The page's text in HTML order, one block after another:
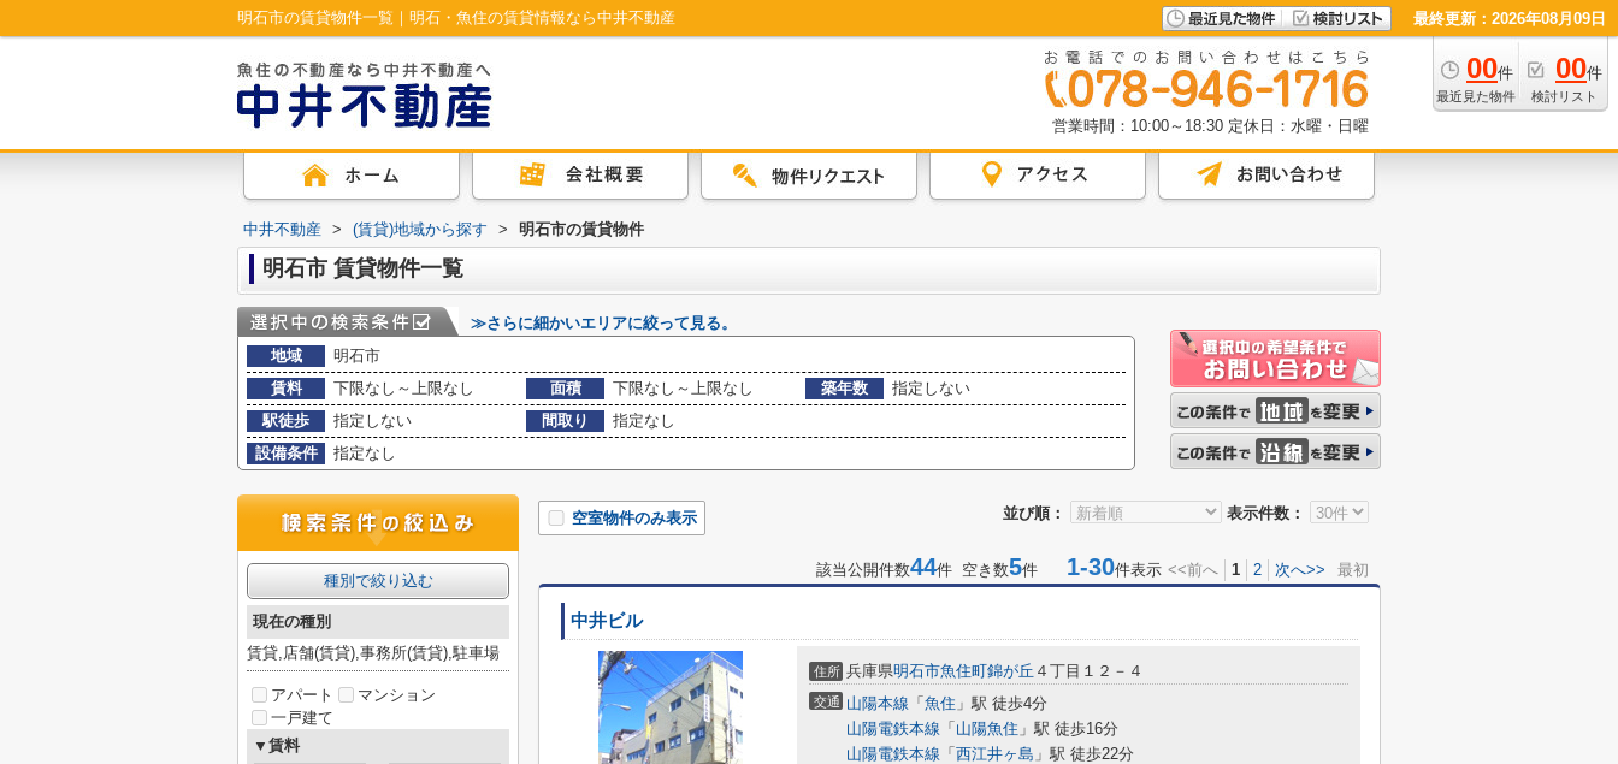
明石市の賃貸物件一覧｜明石・魚住の賃貸情報なら中井不動産 最終更新：2026年08月09日
00件
最近見た物件
00件
検討リスト
営業時間：10:00～18:30 定休日：水曜・日曜
中井不動産 > (賃貸)地域から探す > 明石市の賃貸物件
明石市 賃貸物件一覧
≫さらに細かいエリアに絞って見る。
地域
明石市
賃料
下限なし～上限なし 面積 下限なし～上限なし 築年数
指定しない
駅徒歩
指定しない 間取り
指定なし
設備条件
指定なし
並び順： 表示件数：
空室物件のみ表示
該当公開件数44件 空き数5件 1-30件表示 <<前へ 1 2 次へ>> 最初
中井ビル
住所 兵庫県明石市魚住町錦が丘 ４丁目１２－４
交通 山陽本線 「 魚住 」駅 徒歩4分
山陽電鉄本線 「 山陽魚住 」駅 徒歩16分
山陽電鉄本線 「 西江井ヶ島 」駅 徒歩22分
種別で絞り込む
現在の種別
賃貸,店舗(賃貸),事務所(賃貸),駐車場
アパート
マンション
一戸建て
▼賃料